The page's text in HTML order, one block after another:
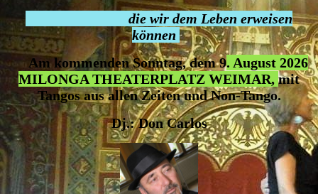
die wir dem Leben erweisen
können
Am kommenden Sonntag, dem 9. August 2026
MILONGA THEATERPLATZ WEIMAR, mit
Tangos aus allen Zeiten und Non-Tango.
Dj.: Don Carlos